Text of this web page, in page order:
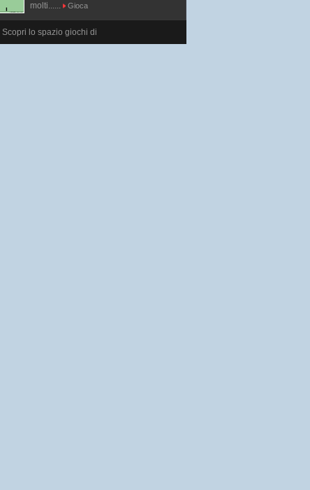
molti......
Gioca
Scopri lo spazio giochi di